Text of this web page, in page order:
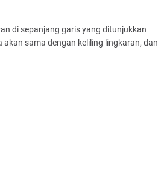
di sepanjang garis yang ditunjukkan
sama dengan keliling lingkaran, dan